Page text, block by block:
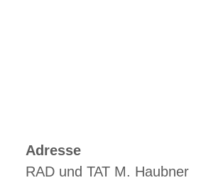
Adresse
RAD und TAT M. Haubner